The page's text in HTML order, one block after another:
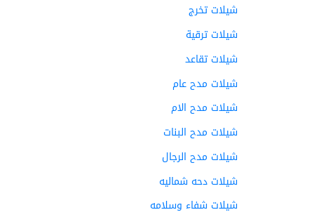
شيلات تخرج
شيلات ترقية
شيلات تقاعد
شيلات مدح عام
شيلات مدح الام
شيلات مدح البنات
شيلات مدح الرجال
شيلات دحه شماليه
شيلات شفاء وسلامه